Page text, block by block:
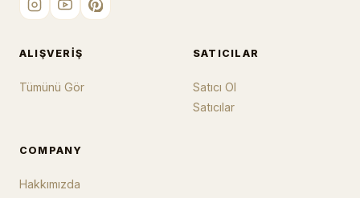
ALIŞVERIŞ
Tümünü Gör
SATICILAR
Satıcı Ol
Satıcılar
COMPANY
Hakkımızda